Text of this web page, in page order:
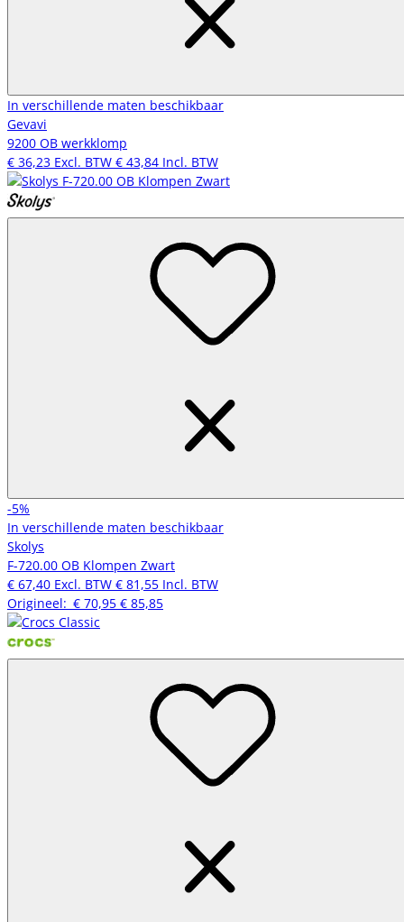
In verschillende maten beschikbaar
Gevavi
9200 OB werkklomp
€ 36,23 Excl. BTW € 43,84 Incl. BTW
-5%
In verschillende maten beschikbaar
Skolys
F-720.00 OB Klompen Zwart
€ 67,40 Excl. BTW € 81,55 Incl. BTW
Origineel: € 70,95 € 85,85